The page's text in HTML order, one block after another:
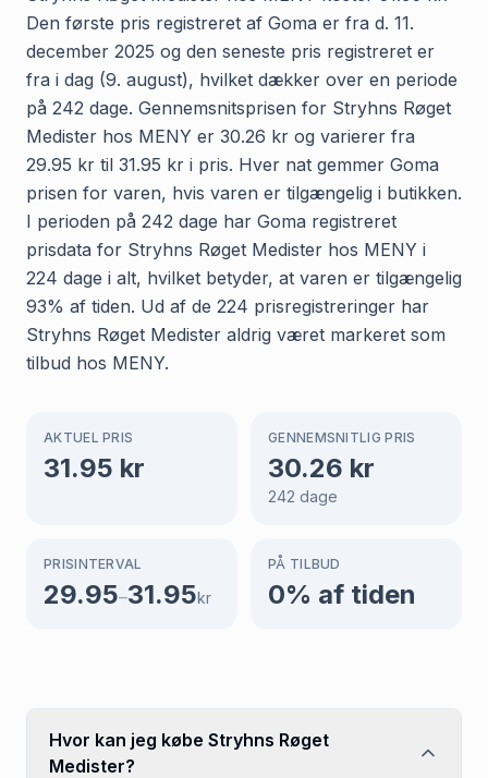
Den første pris registreret af Goma er fra d. 11.
december 2025 og den seneste pris registreret er
fra i dag (9. august), hvilket dækker over en periode
på 242 dage. Gennemsnitsprisen for Stryhns Røget
Medister hos MENY er 30.26 kr og varierer fra
29.95 kr til 31.95 kr i pris. Hver nat gemmer Goma
prisen for varen, hvis varen er tilgængelig i butikken.
I perioden på 242 dage har Goma registreret
prisdata for Stryhns Røget Medister hos MENY i
224 dage i alt, hvilket betyder, at varen er tilgængelig
93% af tiden. Ud af de 224 prisregistreringer har
Stryhns Røget Medister aldrig været markeret som
tilbud hos MENY.
AKTUEL PRIS
31.95 kr
GENNEMSNITLIG PRIS
30.26 kr
242 dage
PRISINTERVAL
29.95–31.95kr
PÅ TILBUD
0% af tiden
Hvor kan jeg købe Stryhns Røget
Medister?